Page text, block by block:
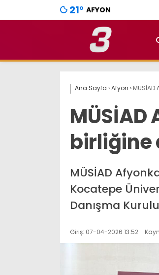
21° AFYON
Ana Sayfa ›Afyon ›
birliğine
MÜSİAD
Kocatepe
Danışma Kurulu
Giriş: 07-04-2026 13:52